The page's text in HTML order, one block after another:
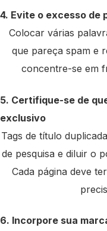
4. Evite o excesso de
Colocar várias
que pareça spam e
concentre-se em
5. Certifique-se de
exclusivo
Tags de título
de pesquisa e diluir o
Cada página deve
6. Incorpore sua